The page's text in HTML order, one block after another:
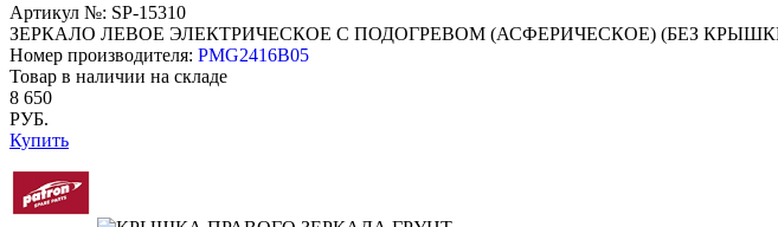
Артикул №: SP-15310
ЗЕРКАЛО ЛЕВОЕ ЭЛЕКТРИЧЕСКОЕ С ПОДОГРЕВОМ (АСФЕРИЧЕСКОЕ) (БЕЗ
Номер производителя: PMG2416B05
Товар в наличии на складе
8 650
РУБ.
Купить